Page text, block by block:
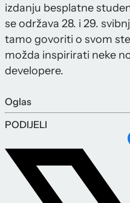
izdanju besplatne
se održava 28. i 29.
tamo govoriti o svom
možda inspirirati neke
developere.
Oglas
PODIJELI